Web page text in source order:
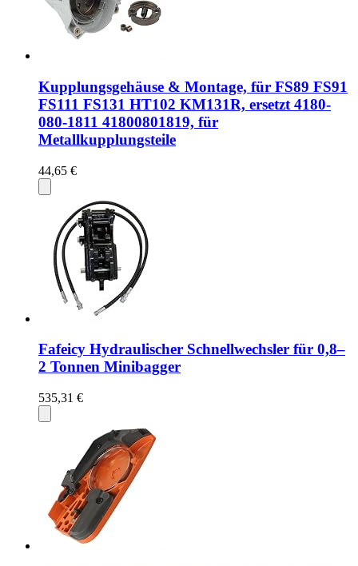
Kupplungsgehäuse & Montage, für FS89 FS91
FS111 FS131 HT102 KM131R, ersetzt 4180-
080-1811 41800801819, für
Metallkupplungsteile
44,65 €
Fafeicy Hydraulischer Schnellwechsler für 0,8–
2 Tonnen Minibagger
535,31 €